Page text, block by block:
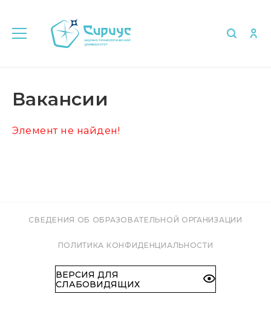
Вакансии
Элемент не найден!
СВЕДЕНИЯ ОБ ОБРАЗОВАТЕЛЬНОЙ ОРГАНИЗАЦИИ
ПОЛИТИКА КОНФИДЕНЦИАЛЬНОСТИ
ВЕРСИЯ ДЛЯ
СЛАБОВИДЯЩИХ